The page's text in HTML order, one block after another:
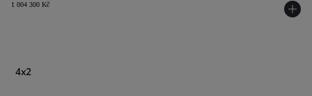
1 004 300 Kč
4x2